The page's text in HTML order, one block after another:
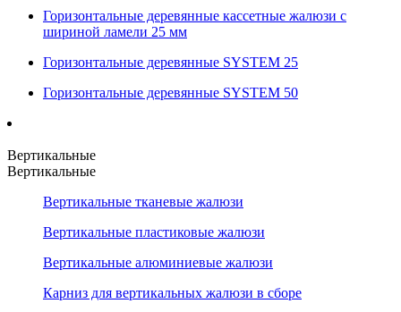
Горизонтальные деревянные кассетные жалюзи с
шириной ламели 25 мм
Горизонтальные деревянные SYSTEM 25
Горизонтальные деревянные SYSTEM 50
Вертикальные
Вертикальные
Вертикальные тканевые жалюзи
Вертикальные пластиковые жалюзи
Вертикальные алюминиевые жалюзи
Карниз для вертикальных жалюзи в сборе